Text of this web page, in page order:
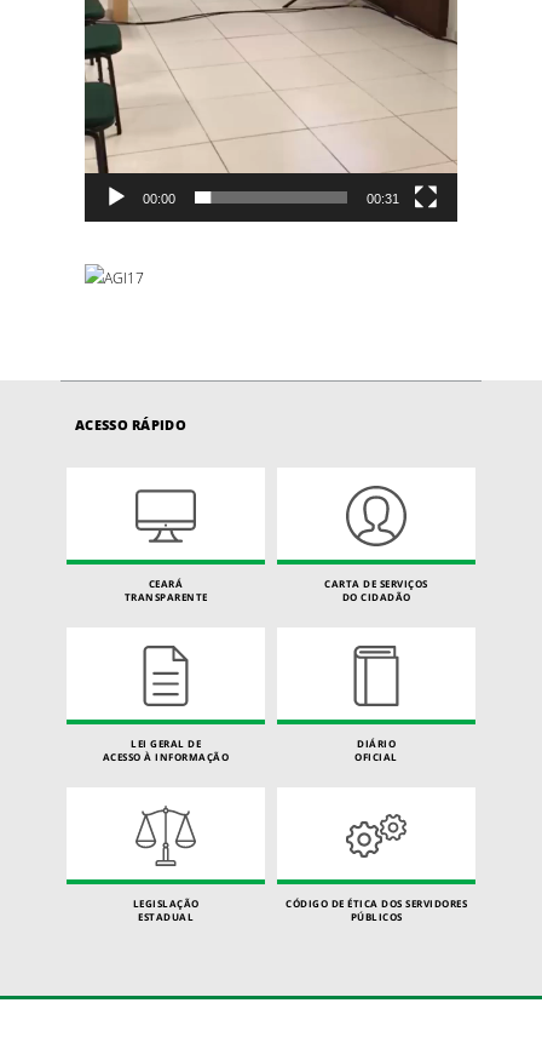
00:00 00:31
ACESSO RÁPIDO
CEARÁ
TRANSPARENTE
CARTA DE SERVIÇOS
DO CIDADÃO
LEI GERAL DE
ACESSO À INFORMAÇÃO
DIÁRIO
OFICIAL
LEGISLAÇÃO
ESTADUAL
CÓDIGO DE ÉTICA DOS SERVIDORES
PÚBLICOS